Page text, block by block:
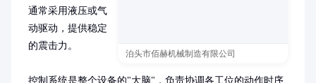
泊头市佰赫机械制造有限公司
通常采用液压或气
动驱动，提供稳定
的震击力。
控制系统是整个设备的"大脑"，负责协调各工位的动作时序